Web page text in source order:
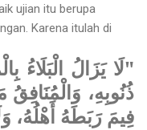
ujian itu berupa
Karena itulah di
"لَا يَزَالُ الْبَلَاءُ
ذُنُوبِهِ،
فِيمَ رَبَطَهُ أَهْلُهُ،